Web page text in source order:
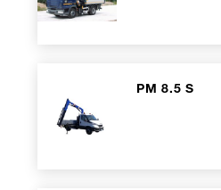
PM 8.5 S